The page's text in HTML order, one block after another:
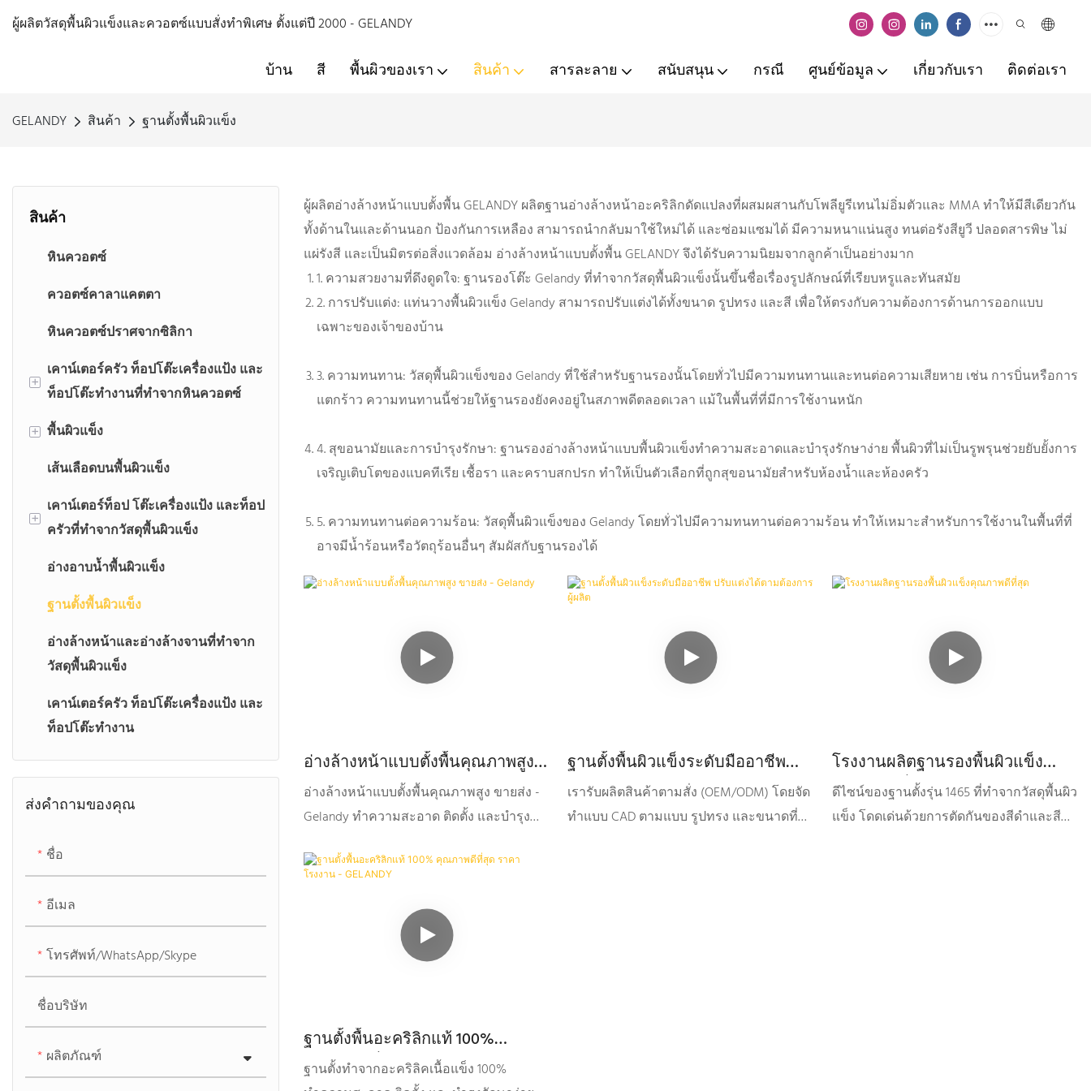
ผู้ผลิตวัสดุพื้นผิวแข็งและควอตซ์แบบสั่งทำพิเศษ ตั้งแต่ปี 2000 - GELANDY
บ้าน สี พื้นผิวของเรา สินค้า สารละลาย สนับสนุน กรณี ศูนย์ข้อมูล เกี่ยวกับเรา ติดต่อเรา
GELANDY สินค้า ฐานตั้งพื้นผิวแข็ง
สินค้า
หินควอตซ์
ควอตซ์คาลาแคตตา
หินควอตซ์ปราศจากซิลิกา
+ เคาน์เตอร์ครัว ท็อปโต๊ะเครื่องแป้ง และ
ท็อปโต๊ะทำงานที่ทำจากหินควอตซ์
เคาน์เตอร์ควอตซ์
ท็อปเคาน์เตอร์อ่างล้างหน้าควอตซ์
เคาน์เตอร์ครัวหินควอตซ์
+ พื้นผิวแข็ง
พื้นผิวอะคริลิกแท้
พื้นผิวแข็งอะคริลิคดัดแปลง
เส้นเลือดบนพื้นผิวแข็ง
+ เคาน์เตอร์ท็อป โต๊ะเครื่องแป้ง และท็อป
ครัวที่ทำจากวัสดุพื้นผิวแข็ง
เคาน์เตอร์ท็อปพื้นผิวแข็ง
ท็อปเคาน์เตอร์อ่างล้างหน้าแบบพื้น
ผิวแข็ง
เคาน์เตอร์ท็อปพื้นผิวแข็ง
อ่างอาบน้ำพื้นผิวแข็ง
ฐานตั้งพื้นผิวแข็ง
อ่างล้างหน้าและอ่างล้างจานที่ทำจาก
วัสดุพื้นผิวแข็ง
เคาน์เตอร์ครัว ท็อปโต๊ะเครื่องแป้ง และ
ท็อปโต๊ะทำงาน
ส่งคำถามของคุณ
ชื่อ
อีเมล
โทรศัพท์/WhatsApp/Skype
ชื่อบริษัท
ผลิตภัณฑ์
ผู้ผลิตอ่างล้างหน้าแบบตั้งพื้น GELANDY ผลิตฐานอ่างล้างหน้าอะคริลิกดัดแปลงที่ผสมผสานกับโพลียูรีเทนไม่อิ่มตัวและ MMA ทำให้มีสีเดียวกัน
ทั้งด้านในและด้านนอก ป้องกันการเหลือง สามารถนำกลับมาใช้ใหม่ได้ และซ่อมแซมได้ มีความหนาแน่นสูง ทนต่อรังสียูวี ปลอดสารพิษ ไม่
แผ่รังสี และเป็นมิตรต่อสิ่งแวดล้อม อ่างล้างหน้าแบบตั้งพื้น GELANDY จึงได้รับความนิยมจากลูกค้าเป็นอย่างมาก
1. ความสวยงามที่ดึงดูดใจ: ฐานรองโต๊ะ Gelandy ที่ทำจากวัสดุพื้นผิวแข็งนั้นขึ้นชื่อเรื่องรูปลักษณ์ที่เรียบหรูและทันสมัย
2. การปรับแต่ง: แท่นวางพื้นผิวแข็ง Gelandy สามารถปรับแต่งได้ทั้งขนาด รูปทรง และสี เพื่อให้ตรงกับความต้องการด้านการออกแบบ
เฉพาะของเจ้าของบ้าน
3. ความทนทาน: วัสดุพื้นผิวแข็งของ Gelandy ที่ใช้สำหรับฐานรองนั้นโดยทั่วไปมีความทนทานและทนต่อความเสียหาย เช่น การบิ่นหรือการ
แตกร้าว ความทนทานนี้ช่วยให้ฐานรองยังคงอยู่ในสภาพดีตลอดเวลา แม้ในพื้นที่ที่มีการใช้งานหนัก
4. สุขอนามัยและการบำรุงรักษา: ฐานรองอ่างล้างหน้าแบบพื้นผิวแข็งทำความสะอาดและบำรุงรักษาง่าย พื้นผิวที่ไม่เป็นรูพรุนช่วยยับยั้งการ
เจริญเติบโตของแบคทีเรีย เชื้อรา และคราบสกปรก ทำให้เป็นตัวเลือกที่ถูกสุขอนามัยสำหรับห้องน้ำและห้องครัว
5. ความทนทานต่อความร้อน: วัสดุพื้นผิวแข็งของ Gelandy โดยทั่วไปมีความทนทานต่อความร้อน ทำให้เหมาะสำหรับการใช้งานในพื้นที่ที่
อาจมีน้ำร้อนหรือวัตถุร้อนอื่นๆ สัมผัสกับฐานรองได้
อ่างล้างหน้าแบบตั้งพื้นคุณภาพสูง
ขายส่ง - Gelandy
อ่างล้างหน้าแบบตั้งพื้นคุณภาพสูง ขายส่ง -
Gelandy ทำความสะอาด ติดตั้ง และบำรุง
เหลือง ไม่เป็นพิษ ไม่แผ่รังสี และเป็นมิตรต่อ
(ODM/OEM) และปรับแต่งตามความต้องการ
ฐานตั้งพื้นผิวแข็งระดับมืออาชีพ
ปรับแต่งได้ตามต้องการ ผู้ผลิต
เรารับผลิตสินค้าตามสั่ง (OEM/ODM) โดยจัด
ทำแบบ CAD ตามแบบ รูปทรง และขนาดที่
โรงงานผลิตฐานรองพื้นผิวแข็ง
คุณภาพดีที่สุด
ดีไซน์ของฐานตั้งรุ่น 1465 ที่ทำจากวัสดุพื้นผิว
แข็ง โดดเด่นด้วยการตัดกันของสีดำและสี
ฐานตั้งพื้นอะคริลิกแท้ 100%
คุณภาพดีที่สุด ราคาโรงงาน -
ฐานตั้งทำจากอะคริลิคเนื้อแข็ง 100%